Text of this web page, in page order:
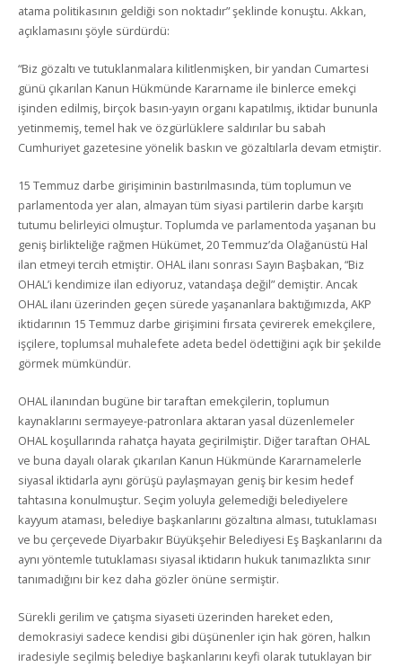
atama politikasının geldiği son noktadır” şeklinde konuştu. Akkan,
açıklamasını şöyle sürdürdü:
“Biz gözaltı ve tutuklanmalara kilitlenmişken, bir yandan Cumartesi
günü çıkarılan Kanun Hükmünde Kararname ile binlerce emekçi
işinden edilmiş, birçok basın-yayın organı kapatılmış, iktidar bununla
yetinmemiş, temel hak ve özgürlüklere saldırılar bu sabah
Cumhuriyet gazetesine yönelik baskın ve gözaltılarla devam etmiştir.
15 Temmuz darbe girişiminin bastırılmasında, tüm toplumun ve
parlamentoda yer alan, almayan tüm siyasi partilerin darbe karşıtı
tutumu belirleyici olmuştur. Toplumda ve parlamentoda yaşanan bu
geniş birlikteliğe rağmen Hükümet, 20 Temmuz’da Olağanüstü Hal
ilan etmeyi tercih etmiştir. OHAL ilanı sonrası Sayın Başbakan, “Biz
OHAL’i kendimize ilan ediyoruz, vatandaşa değil” demiştir. Ancak
OHAL ilanı üzerinden geçen sürede yaşananlara baktığımızda, AKP
iktidarının 15 Temmuz darbe girişimini fırsata çevirerek emekçilere,
işçilere, toplumsal muhalefete adeta bedel ödettiğini açık bir şekilde
görmek mümkündür.
OHAL ilanından bugüne bir taraftan emekçilerin, toplumun
kaynaklarını sermayeye-patronlara aktaran yasal düzenlemeler
OHAL koşullarında rahatça hayata geçirilmiştir. Diğer taraftan OHAL
ve buna dayalı olarak çıkarılan Kanun Hükmünde Kararnamelerle
siyasal iktidarla aynı görüşü paylaşmayan geniş bir kesim hedef
tahtasına konulmuştur. Seçim yoluyla gelemediği belediyelere
kayyum ataması, belediye başkanlarını gözaltına alması, tutuklaması
ve bu çerçevede Diyarbakır Büyükşehir Belediyesi Eş Başkanlarını da
aynı yöntemle tutuklaması siyasal iktidarın hukuk tanımazlıkta sınır
tanımadığını bir kez daha gözler önüne sermiştir.
Sürekli gerilim ve çatışma siyaseti üzerinden hareket eden,
demokrasiyi sadece kendisi gibi düşünenler için hak gören, halkın
iradesiyle seçilmiş belediye başkanlarını keyfi olarak tutuklayan bir